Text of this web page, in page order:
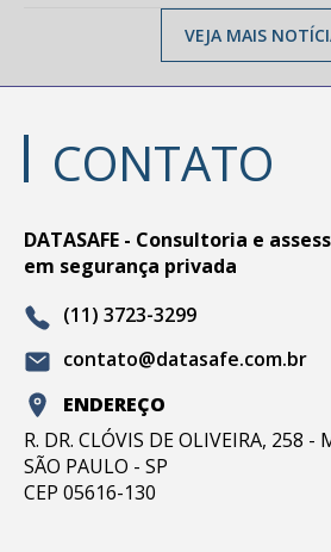
VEJA MAIS
CONTATO
DATASAFE - Consultoria e
em segurança privada
(11) 3723-3299
contato@datasafe.com.br
ENDEREÇO
R. DR. CLÓVIS DE OLIVEIRA, 258 -
SÃO PAULO - SP
CEP 05616-130